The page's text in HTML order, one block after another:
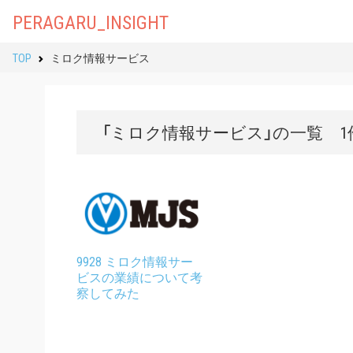
PERAGARU_INSIGHT
TOP ミロク情報サービス
「ミロク情報サービス」の一覧 1
9928 ミロク情報サー
ビスの業績について考
察してみた